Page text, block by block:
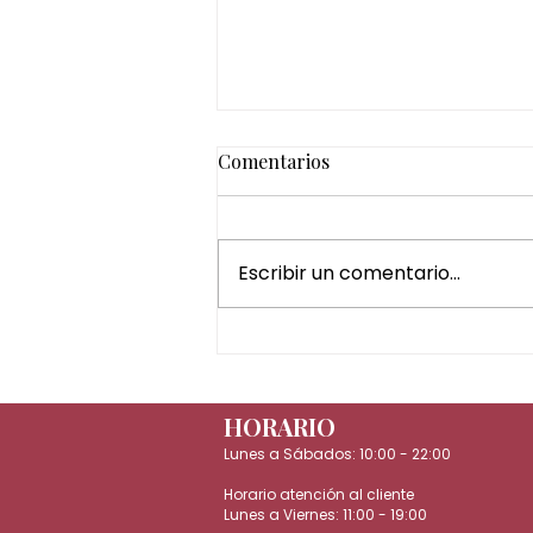
experiencias de bienestar?
Comentarios
Escribir un comentario...
HORARIO
Lunes a Sábados: 10:00 - 22:00
Horario atención al cliente
Lunes a Viernes: 11:00 - 19:00